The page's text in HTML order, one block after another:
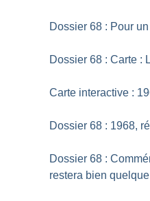
Dossier 68 : Pour
Dossier 68 : Carte :
Carte interactive :
Dossier 68 : 1968,
Dossier 68 :
restera bien